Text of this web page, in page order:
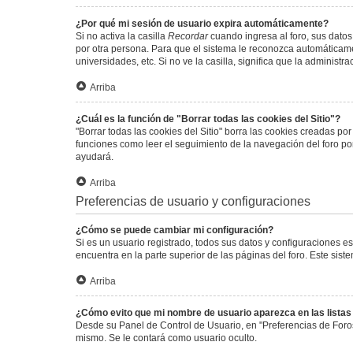
¿Por qué mi sesión de usuario expira automáticamente?
Si no activa la casilla Recordarcuando ingresa al foro, sus
por otra persona. Para que el sistema le reconozca
universidades, etc. Si no ve la casilla, significa que la
Arriba
¿Cuál es la función de "Borrar todas las cookies del Sitio"?
"Borrar todas las cookies del Sitio" borra las cookies creadas
funciones como leer el seguimiento de la navegación del foro
ayudará.
Arriba
Preferencias de usuario y configuraciones
¿Cómo se puede cambiar mi configuración?
Si es un usuario registrado, todos sus datos y configuraciones
encuentra en la parte superior de las páginas del foro. Este
Arriba
¿Cómo evito que mi nombre de usuario aparezca en las
Desde su Panel de Control de Usuario, en "Preferencias de
mismo. Se le contará como usuario oculto.